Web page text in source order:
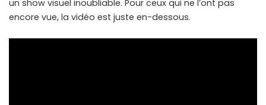
un show visuel inoubliable. Pour ceux qui ne l’ont pas
encore vue, la vidéo est juste en-dessous.